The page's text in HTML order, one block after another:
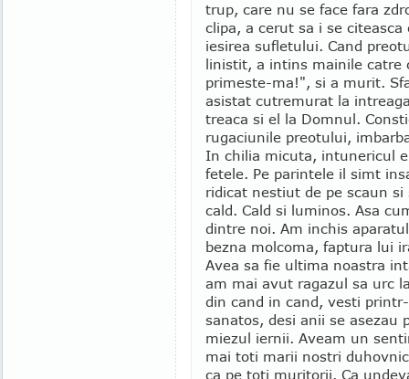
trup, care nu se face fara
clipa, a cerut sa i se
iesirea sufletului. Cand
linistit, a intins mainile catre
primeste-ma!", si a murit.
asistat cutremurat la
treaca si el la Domnul.
rugaciunile preotului,
In chilia micuta, intunericul
fetele. Pe parintele il simt
ridicat nestiut de pe scaun
cald. Cald si luminos. Asa
dintre noi. Am inchis
bezna molcoma, faptura lui
Avea sa fie ultima noastra
am mai avut ragazul sa urc
din cand in cand, vesti
sanatos, desi anii se asezau
miezul iernii. Aveam un
mai toti marii nostri
ca pe toti muritorii. Ca